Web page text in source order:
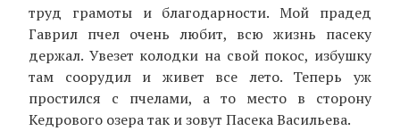
труд грамоты и благодарности. Мой прадед
Гаврил пчел очень любит, всю жизнь пасеку
держал. Увезет колодки на свой покос, избушку
там соорудил и живет все лето. Теперь уж
простился с пчелами, а то место в сторону
Кедрового озера так и зовут Пасека Васильева.